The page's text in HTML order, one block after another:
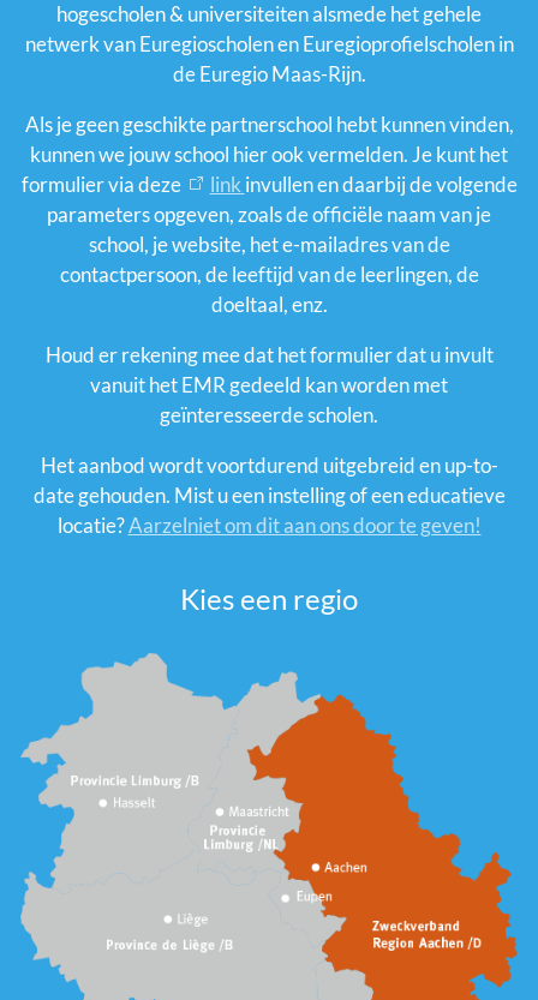
Educatieve locaties
hogescholen & universiteiten alsmede het gehele
netwerk van Euregioscholen en Euregioprofielscholen in
de Euregio Maas-Rijn.
Als je geen geschikte partnerschool hebt kunnen vinden,
kunnen we jouw school hier ook vermelden. Je kunt het
formulier via deze
link invullen en daarbij de volgende
parameters opgeven, zoals de officiële naam van je
school, je website, het e-mailadres van de
contactpersoon, de leeftijd van de leerlingen, de
doeltaal, enz.
Houd er rekening mee dat het formulier dat u invult
vanuit het EMR gedeeld kan worden met
geïnteresseerde scholen.
Het aanbod wordt voortdurend uitgebreid en up-to-
date gehouden. Mist u een instelling of een educatieve
locatie?Aarzelniet om dit aan ons door te geven!
Kies een regio